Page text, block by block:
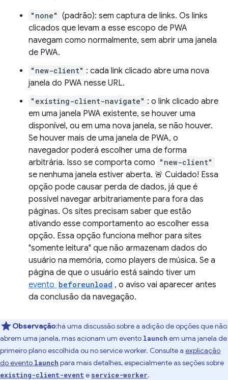
"none" (padrão): sem captura de links. Os links
clicados que levam a esse escopo de PWA
navegam como normalmente, sem abrir uma janela
de PWA.
"new-client" : cada link clicado abre uma nova
janela do PWA nesse URL.
"existing-client-navigate" : o link clicado abre
em uma janela PWA existente, se houver uma
disponível, ou em uma nova janela, se não houver.
Se houver mais de uma janela de PWA, o
navegador poderá escolher uma de forma
arbitrária. Isso se comporta como "new-client"
se nenhuma janela estiver aberta. 🚨 Cuidado! Essa
opção pode causar perda de dados, já que é
possível navegar arbitrariamente para fora das
páginas. Os sites precisam saber que estão
ativando esse comportamento ao escolher essa
opção. Essa opção funciona melhor para sites
"somente leitura" que não armazenam dados do
usuário na memória, como players de música. Se a
página de que o usuário está saindo tiver um
evento beforeunload , o aviso vai aparecer antes
da conclusão da navegação.
Observação:há uma discussão sobre a adição de opções que não
abrem uma janela, mas acionam um evento launch em uma janela de
primeiro plano escolhida ou no service worker. Consulte a explicação
do evento launch para mais detalhes, especialmente as seções sobre
existing-client-event e service-worker.